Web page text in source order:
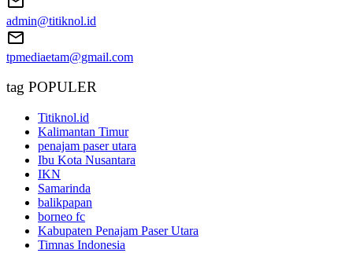
admin@titiknol.id
tpmediaetam@gmail.com
tag POPULER
Titiknol.id
Kalimantan Timur
penajam paser utara
Ibu Kota Nusantara
IKN
Samarinda
balikpapan
borneo fc
Kabupaten Penajam Paser Utara
Timnas Indonesia